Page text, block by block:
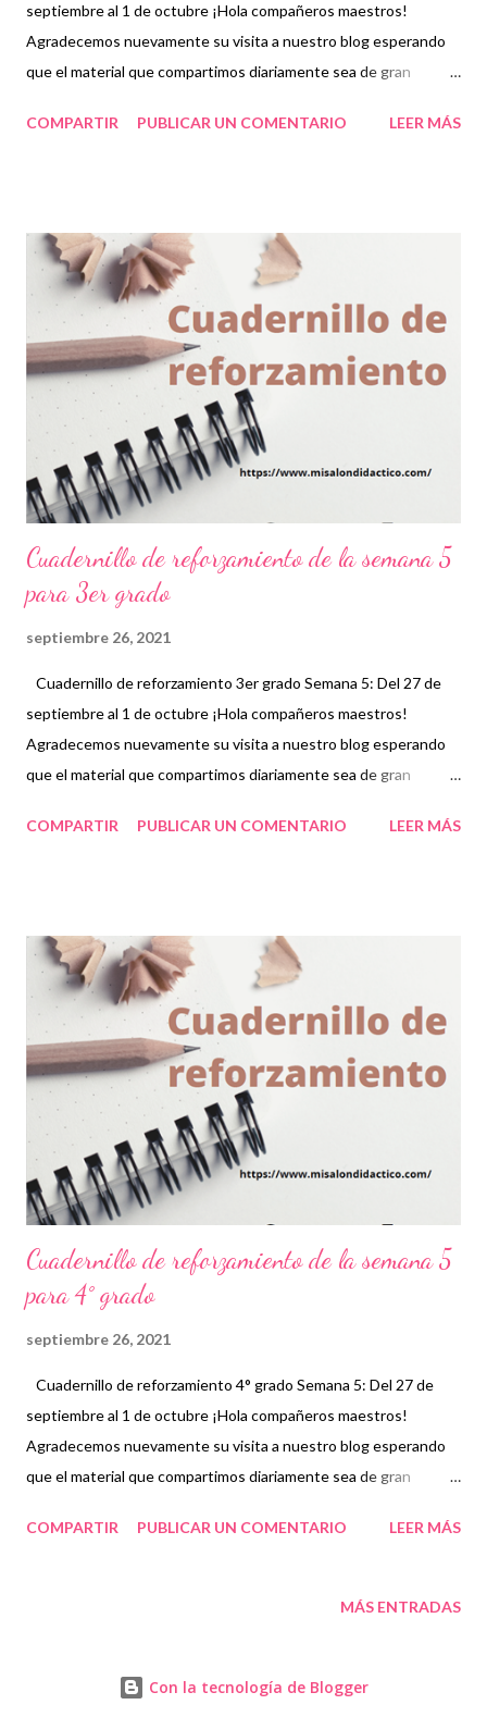
septiembre al 1 de octubre ¡Hola compañeros maestros!
Agradecemos nuevamente su visita a nuestro blog esperando
que el material que compartimos diariamente sea de gran
los niños podrán revisar los contenidos básicos que servirán
importancia debido a que existe un alto nivel de rezago a nivel
nacional por las pocas posibilidades que tuvieron muchos niños
al no llevar sus clases de forma coordinada. En este cuadernillo
podrán encontrar actividades acorde a cada asignatura como
español, matemáticas, ciencias naturales, geografía, historia y
formación cívica y ética. Sin duda este material les ayudará a
reforzar los conocimie...
COMPARTIR PUBLICAR UN COMENTARIO LEER MÁS
Cuadernillo de reforzamiento de la semana 5
para 3er grado
septiembre 26, 2021
Cuadernillo de reforzamiento 3er grado Semana 5: Del 27 de
septiembre al 1 de octubre ¡Hola compañeros maestros!
Agradecemos nuevamente su visita a nuestro blog esperando
que el material que compartimos diariamente sea de gran
los niños podrán revisar los contenidos básicos que servirán
importancia debido a que existe un alto nivel de rezago a nivel
nacional por las pocas posibilidades que tuvieron muchos niños
al no llevar sus clases de forma coordinada. En este cuadernillo
podrán encontrar actividades acorde a cada asignatura como
español, matemáticas, ciencias naturales, geografía, historia y
formación cívica y ética. Sin duda este material les ayudará a
reforzar los conocimi...
COMPARTIR PUBLICAR UN COMENTARIO LEER MÁS
Cuadernillo de reforzamiento de la semana 5
para 4° grado
septiembre 26, 2021
Cuadernillo de reforzamiento 4° grado Semana 5: Del 27 de
septiembre al 1 de octubre ¡Hola compañeros maestros!
Agradecemos nuevamente su visita a nuestro blog esperando
que el material que compartimos diariamente sea de gran
los niños podrán revisar los contenidos básicos que servirán
de sus compañeros. Por ello, el reforzamiento que se les de a
nacional por las pocas posibilidades que tuvieron muchos niños
COMPARTIR PUBLICAR UN COMENTARIO LEER MÁS
MÁS ENTRADAS
Con la tecnología de Blogger